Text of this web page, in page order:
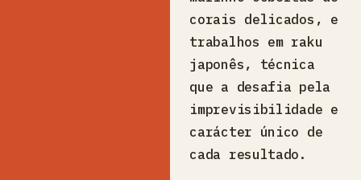
corais delicados, e
trabalhos em raku
japonês, técnica
que a desafia pela
imprevisibilidade e
carácter único de
cada resultado.